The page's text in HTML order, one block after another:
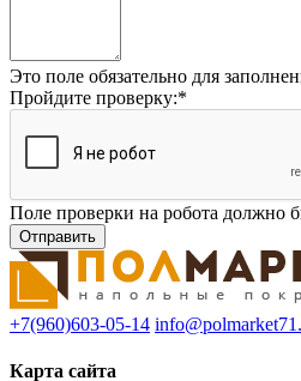
Это поле обязательно для
Пройдите проверку:*
Поле проверки на робота должно
+7(960)603-05-14
Карта сайта